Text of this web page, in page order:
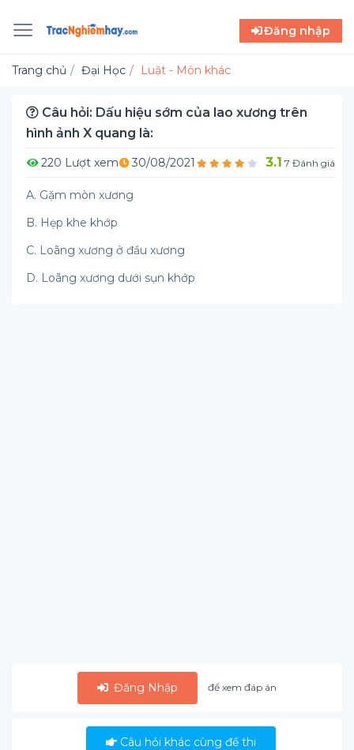
Đăng nhập
Trang chủ Đại Học Luật - Môn khác
Câu hỏi: Dấu hiệu sớm của lao xương trên
hình ảnh X quang là:
220 Lượt xem 30/08/2021 3.1 7 Đánh giá
A. Gặm mòn xương
B. Hẹp khe khớp
C. Loãng xương ở đầu xương
D. Loãng xương dưới sụn khớp
Đăng Nhập để xem đáp án
Câu hỏi khác cùng đề thi